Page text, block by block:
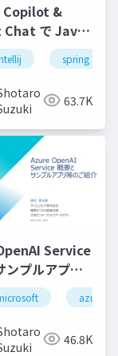
gemini locofy.ai
Copilot &
で Java
ングを最大限
る-配布用
spring starter
63.7K
autodev
Service
ンプルアプリ
介
azure
46.8K